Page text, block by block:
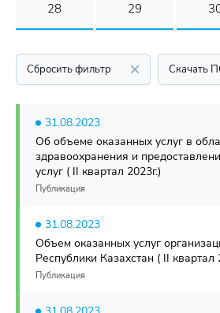
28 29
Сбросить фильтр Скачать
31.08.2023
Об объеме оказанных услуг в
здравоохранения и
услуг ( II квартал 2023г.)
Публикация
31.08.2023
Объем оказанных услуг
Республики Казахстан ( II квартал
Публикация